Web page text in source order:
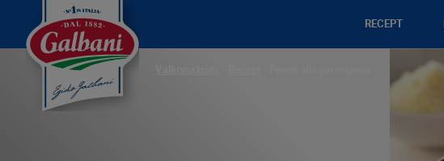
RECEPT